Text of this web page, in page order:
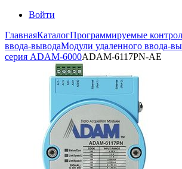
Войти
ГлавнаяКаталогПрограммируемые
ввода-выводаМодули удаленного ввода-
серия ADAM-6000ADAM-6117PN-AE